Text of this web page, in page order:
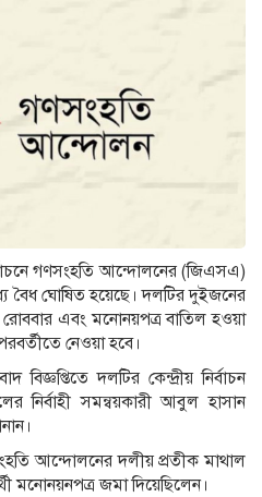
গণসংহতি আন্দোলনের (জিএসএ)
বৈধ ঘোষিত হয়েছে। দলটির দুইজনের
রোববার এবং মনোনয়পত্র বাতিল হওয়া
নেওয়া হবে।
দলটির কেন্দ্রীয় নির্বাচন
নির্বাহী সমন্বয়কারী আবুল হাসান
আন্দোলনের দলীয় প্রতীক মাথাল
মনোনয়নপত্র জমা দিয়েছিলেন।